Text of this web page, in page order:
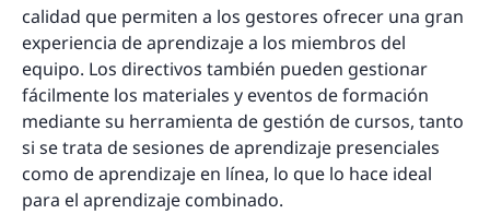
calidad que permiten a los gestores ofrecer una gran
experiencia de aprendizaje a los miembros del
equipo. Los directivos también pueden gestionar
fácilmente los materiales y eventos de formación
mediante su herramienta de gestión de cursos, tanto
si se trata de sesiones de aprendizaje presenciales
como de aprendizaje en línea, lo que lo hace ideal
para el aprendizaje combinado.